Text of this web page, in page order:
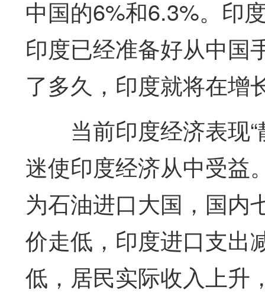
中国的6%和6.3%。印
印度已经准备好从中国
了多久，印度就将在增
当前印度经济表现
迷使印度经济从中受益
为石油进口大国，国内
价走低，印度进口支出
低，居民实际收入上升